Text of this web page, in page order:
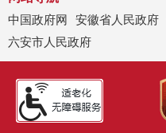
中国政府网
安徽省人民政府
六安市人民政府